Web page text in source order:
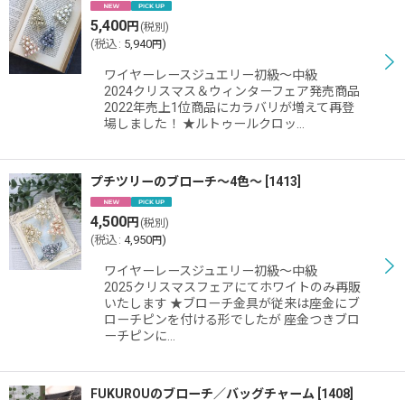
5,400円 (税別)
(税込 : 5,940円)
ワイヤーレースジュエリー初級〜中級
2024クリスマス＆ウィンターフェア発売商品
2022年売上1位商品にカラバリが増えて再登
場しました！ ★ルトゥールクロッ…
プチツリーのブローチ〜4色〜 1413
4,500円 (税別)
(税込 : 4,950円)
ワイヤーレースジュエリー初級〜中級
2025クリスマスフェアにてホワイトのみ再販
いたします ★ブローチ金具が従来は座金にブ
ローチピンを付ける形でしたが 座金つきブロ
ーチピンに…
FUKUROUのブローチ／バッグチャーム 1408